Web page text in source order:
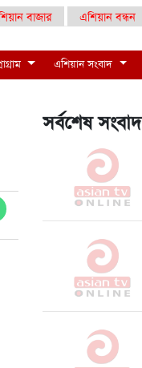
বাজার এশিয়ান বন্ধন
এশিয়ান সংবাদ
সর্বশেষ সংবাদ